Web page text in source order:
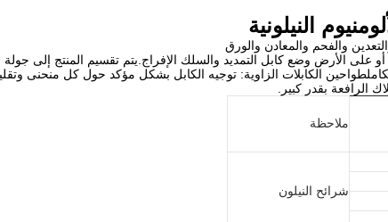
النيلونية
والفحم والمعادن والورق
أو على الأرض وضع كابل التمديد والسلك الإفراج.يتم تقسيم المنتج إلى
الكابلات الزاوية: توجيه الكابل بشكل مؤكد حول كل منحنى
الرافعة بقدر كبير.
ملاحظة
شرائح النيلون